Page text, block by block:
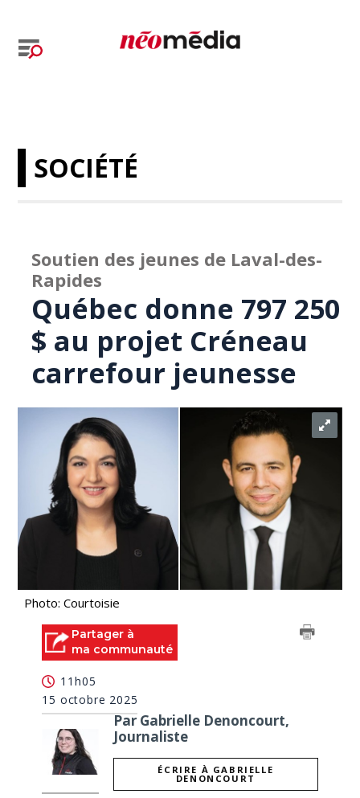
SOCIÉTÉ
Soutien des jeunes de Laval-des-
Rapides
Québec donne 797 250
$ au projet Créneau
carrefour jeunesse
Photo: Courtoisie
Partager à
ma communauté
11h05
15 octobre 2025
Par Gabrielle Denoncourt,
Journaliste
ÉCRIRE À GABRIELLE
DENONCOURT